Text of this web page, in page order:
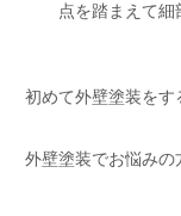
点を踏まえて細
初めて外壁塗装を
外壁塗装でお悩み